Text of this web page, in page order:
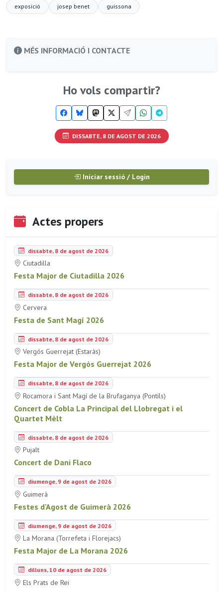
exposició josep benet guissona
MÉS INFORMACIÓ I CONTACTE
Ho vols compartir?
DISSABTE, 8 DE AGOST DE 2026
Iniciar sessió / Login
Actes propers
dissabte, 8 de agost de 2026
Ciutadilla
Festa Major de Ciutadilla 2026
dissabte, 8 de agost de 2026
Cervera
Festa de Sant Magí 2026
dissabte, 8 de agost de 2026
Vergós Guerrejat (Estaràs)
Festa Major de Vergós Guerrejat 2026
dissabte, 8 de agost de 2026
Rocamora i Sant Magí de la Brufaganya (Pontils)
Concert de Cobla La Principal del Llobregat i el
Quartet Mèlt
dissabte, 8 de agost de 2026
Pujalt
Concert de Dani Flaco
diumenge, 9 de agost de 2026
Guimerà
Festes d'Agost de Guimerà 2026
diumenge, 9 de agost de 2026
La Morana (Torrefeta i Florejacs)
Festa Major de La Morana 2026
dilluns, 10 de agost de 2026
Els Prats de Rei